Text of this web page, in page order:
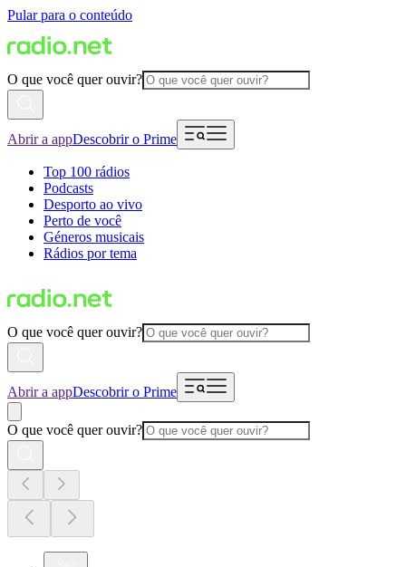
Pular para o conteúdo
O que você quer ouvir?
Abrir a appDescobrir o Prime
Top 100 rádios
Podcasts
Desporto ao vivo
Perto de você
Géneros musicais
Rádios por tema
O que você quer ouvir?
Abrir a appDescobrir o Prime
O que você quer ouvir?